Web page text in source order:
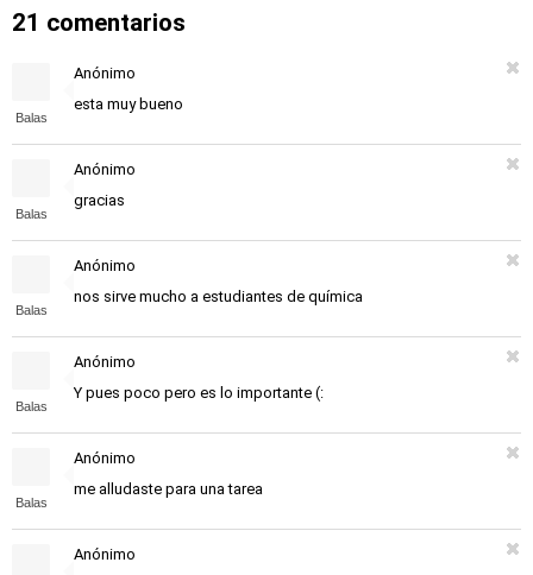
21 comentarios
Balas
Anónimo
esta muy bueno
Balas
Anónimo
gracias
Balas
Anónimo
nos sirve mucho a estudiantes de química
Balas
Anónimo
Y pues poco pero es lo importante (:
Balas
Anónimo
me alludaste para una tarea
Anónimo